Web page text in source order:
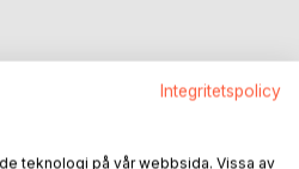
Integritetspolicy
teknologi på vår webbsida. Vissa av